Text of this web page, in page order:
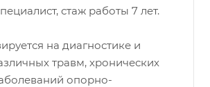
стаж работы 7 лет.
на диагностике и
травм, хронических
опорно-